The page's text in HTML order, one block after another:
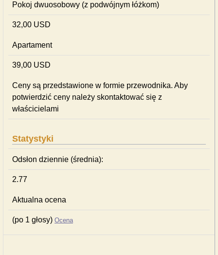
Pokoj dwuosobowy (z podwójnym łóżkom)
32,00 USD
Apartament
39,00 USD
Ceny są przedstawione w formie przewodnika. Aby
potwierdzić ceny należy skontaktować się z
właścicielami
Statystyki
Odsłon dziennie (średnia):
2.77
Aktualna ocena
(po 1 głosy) Ocena